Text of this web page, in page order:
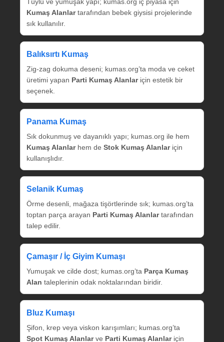
Tüylü ve yumuşak yapı; kumas.org iç piyasa için
Kumaş Alanlartarafından bebek giysisi projelerinde
sık kullanılır.
Balıksırtı Kumaş
Zig‑zag dokuma deseni; kumas.org’ta moda ve ceket
üretimi yapan Parti Kumaş Alanlariçin estetik bir
seçenek.
Panama Kumaş
Sık dokunmuş ve dayanıklı yapı; kumas.org ile hem
Kumaş Alanlarhem de Stok Kumaş Alanlariçin
kullanışlıdır.
Selanik Kumaş
Örme desenli, mağaza tişörtlerinde sık; kumas.org’ta
toptan parça arayan Parti Kumaş Alanlartarafından
talep edilir.
Çamaşır / İç Giyim Kumaşı
Yumuşak ve cilde dost; kumas.org’ta Parça Kumaş
Alan taleplerinin odak noktalarından biridir.
Bluz Kumaşı
Şifon, krep veya viskon karışımları; kumas.org’ta
Spot Kumaş Alanlarve Parti Kumaş Alanlariçin